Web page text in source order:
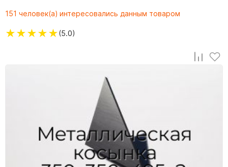
151 человек(а) интересовались данным товаром
★★★★★(5.0)